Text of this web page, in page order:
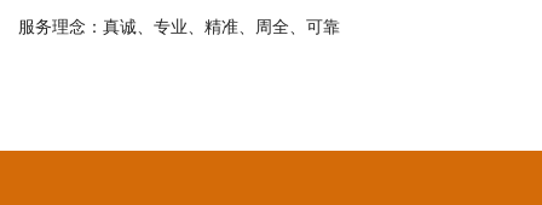
服务理念：真诚、专业、精准、周全、可靠